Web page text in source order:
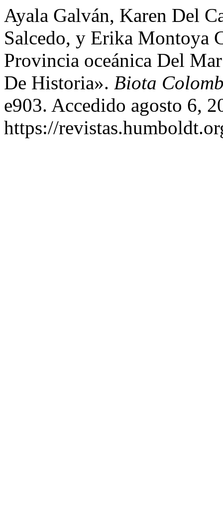
Ayala Galván, Karen Del
Salcedo, y Erika Montoya
Provincia oceánica Del
De Historia». Biota
e903. Accedido agosto 6,
https://